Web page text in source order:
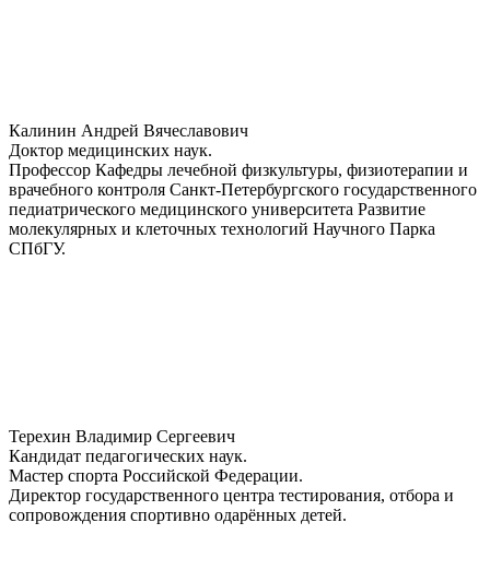
Калинин Андрей Вячеславович
Доктор медицинских наук.
Профессор Кафедры лечебной физкультуры, физиотерапии и
врачебного контроля Санкт-Петербургского государственного
педиатрического медицинского университета Развитие
молекулярных и клеточных технологий Научного Парка
СПбГУ.
Терехин Владимир Сергеевич
Кандидат педагогических наук.
Мастер спорта Российской Федерации.
Директор государственного центра тестирования, отбора и
сопровождения спортивно одарённых детей.